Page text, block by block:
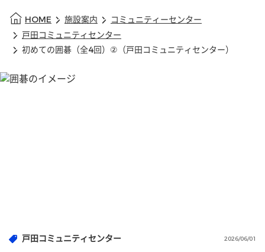
HOME 施設案内
コミュニティーセンター
戸田コミュニティセンター
初めての囲碁（全4回）②（戸田コミュニティセンター）
戸田コミュニティセンター 2026/06/01